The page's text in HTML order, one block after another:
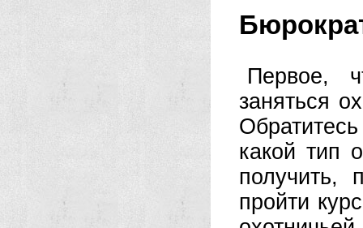
Первое,
заняться
какой тип
получить,
пройти